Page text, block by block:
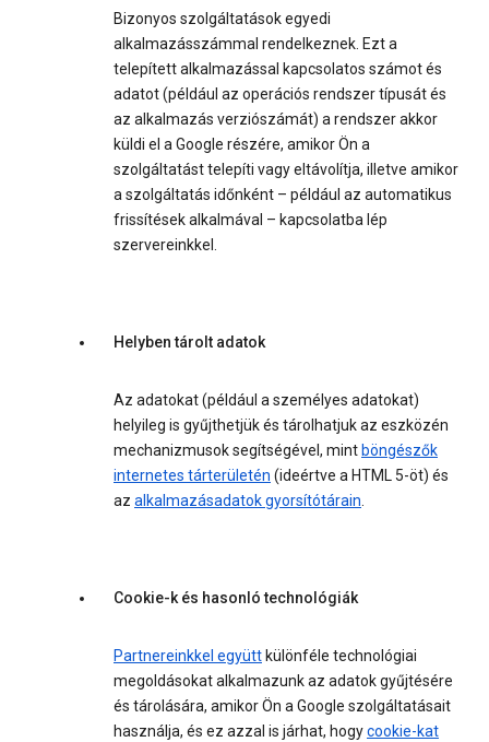
Bizonyos szolgáltatások egyedi
alkalmazásszámmal rendelkeznek. Ezt a
telepített alkalmazással kapcsolatos számot és
adatot (például az operációs rendszer típusát és
az alkalmazás verziószámát) a rendszer akkor
küldi el a Google részére, amikor Ön a
szolgáltatást telepíti vagy eltávolítja, illetve amikor
a szolgáltatás időnként – például az automatikus
frissítések alkalmával – kapcsolatba lép
szervereinkkel.
Helyben tárolt adatok
Az adatokat (például a személyes adatokat)
helyileg is gyűjthetjük és tárolhatjuk az eszközén
mechanizmusok segítségével, mint böngészők
internetes tárterületén (ideértve a HTML 5-öt) és
az alkalmazásadatok gyorsítótárain.
Cookie-k és hasonló technológiák
Partnereinkkel együtt különféle technológiai
megoldásokat alkalmazunk az adatok gyűjtésére
és tárolására, amikor Ön a Google szolgáltatásait
használja, és ez azzal is járhat, hogycookie-kat